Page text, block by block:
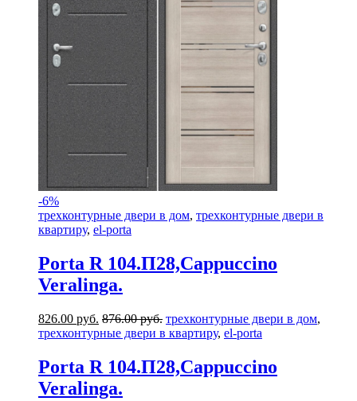
-6%
трехконтурные двери в дом, трехконтурные двери в
квартиру, el-porta
Porta R 104.П28,Cappuccino
Veralinga.
826.00 руб. 876.00руб. трехконтурные двери в дом,
трехконтурные двери в квартиру, el-porta
Porta R 104.П28,Cappuccino
Veralinga.